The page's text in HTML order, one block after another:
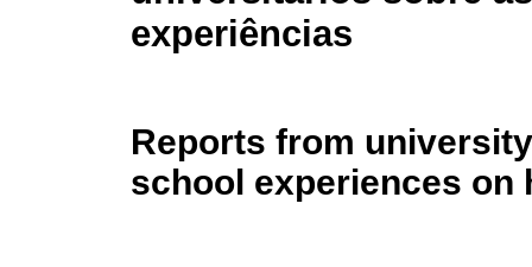
experiências
Reports from
school experiences on